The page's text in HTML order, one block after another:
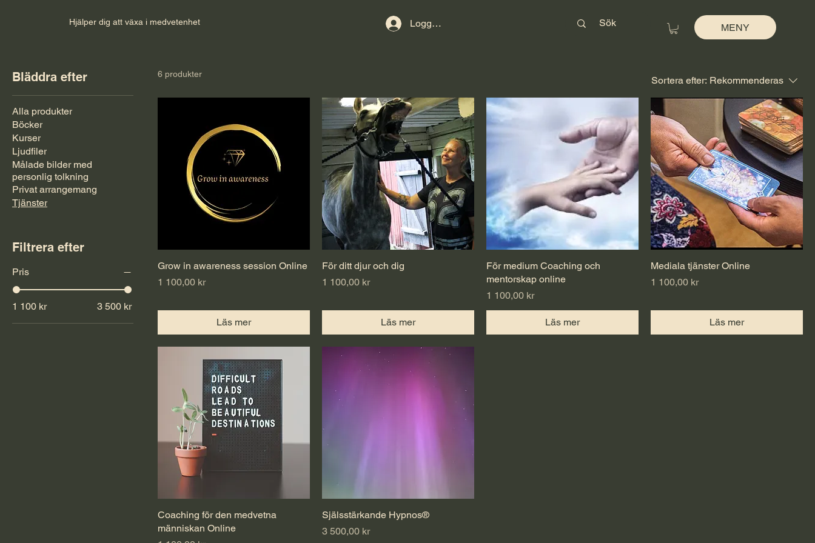
Hjälper dig att växa i medvetenhet Logga in MENY
Bläddra efter
Alla produkter
Böcker
Kurser
Ljudfiler
Målade bilder med
personlig tolkning
Privat arrangemang
Tjänster
Filtrera efter
Pris
1 100 kr 3 500 kr
6 produkter
Sortera efter: Rekommenderas
Grow in awareness session Online
Pris
1 100,00 kr
Läs mer
För ditt djur och dig
Pris
1 100,00 kr
Läs mer
För medium Coaching och
mentorskap online
Pris
1 100,00 kr
Läs mer
Mediala tjänster Online
Pris
1 100,00 kr
Läs mer
Coaching för den medvetna
människan Online
Själsstärkande Hypnos®
Pris
3 500,00 kr